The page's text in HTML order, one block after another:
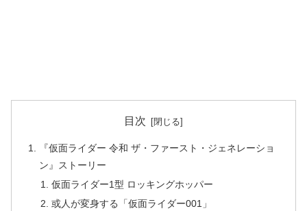
目次
『仮面ライダー 令和 ザ・ファースト・ジェネレーショ
ン』ストーリー
仮面ライダー1型 ロッキングホッパー
或人が変身する「仮面ライダー001」